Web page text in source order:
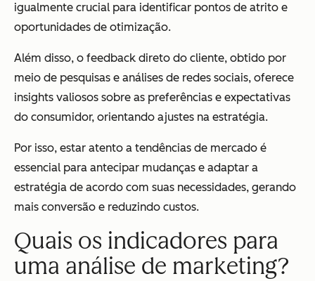
igualmente crucial para identificar pontos de atrito e
oportunidades de otimização.
Além disso, o feedback direto do cliente, obtido por
meio de pesquisas e análises de redes sociais, oferece
insights valiosos sobre as preferências e expectativas
do consumidor, orientando ajustes na estratégia.
Por isso, estar atento a tendências de mercado é
essencial para antecipar mudanças e adaptar a
estratégia de acordo com suas necessidades, gerando
mais conversão e reduzindo custos.
Quais os indicadores para
uma análise de marketing?